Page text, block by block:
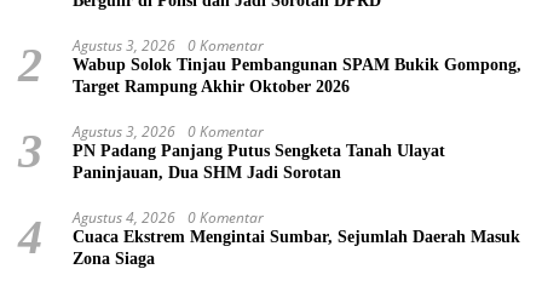
2 Agustus 3, 2026 0 Komentar
Wabup Solok Tinjau Pembangunan SPAM Bukik Gompong,
Target Rampung Akhir Oktober 2026
3 Agustus 3, 2026 0 Komentar
PN Padang Panjang Putus Sengketa Tanah Ulayat
Paninjauan, Dua SHM Jadi Sorotan
4 Agustus 4, 2026 0 Komentar
Cuaca Ekstrem Mengintai Sumbar, Sejumlah Daerah Masuk
Zona Siaga